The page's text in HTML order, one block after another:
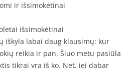
ir išsimokėtinai
išsimokėtinai
iškyla labai daug klausimų: kur
reikia ir pan. Šiuo metu pasiūla
tikrai yra iš ko. Net, jei dabar